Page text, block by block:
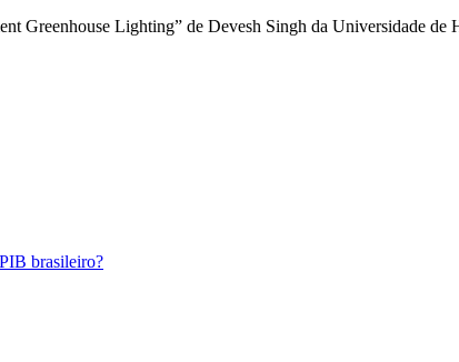
Greenhouse Lighting” de Devesh Singh da Universidade de
brasileiro?